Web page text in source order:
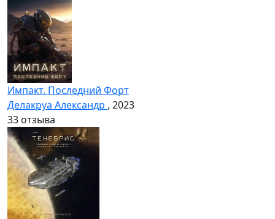
Импакт. Последний Форт
Делакруа Александр , 2023
33 отзыва